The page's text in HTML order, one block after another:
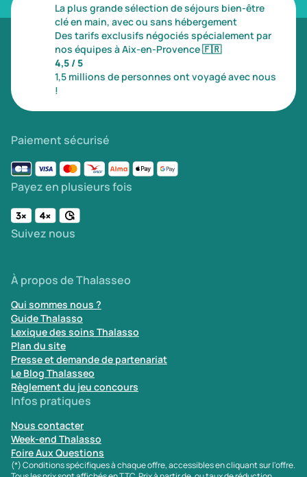
La plus grande sélection de séjours bien-être
clé en main, avec ou sans hébergement
Des tarifs exclusifs négociés spécialement par
nos équipes à Aix-en-Provence🇫🇷
4,5 / 5
1,5 millions de personnes ont voyagé avec nous
!
Paiement sécurisé
Payez en plusieurs fois
Suivez nous
À propos de Thalasseo
Qui sommes nous ?
Guide Thalasso
Lexique des soins Thalasso
Plan du site
Presse et demande de partenariat
Le Blog Thalasseo
Règlement du jeu concours
Infos pratiques
Nous contacter
Week-end Thalasso
Foire Aux Questions
(*) Conditions spécifiques à chaque offre, accessibles en cliquant sur l'offre.